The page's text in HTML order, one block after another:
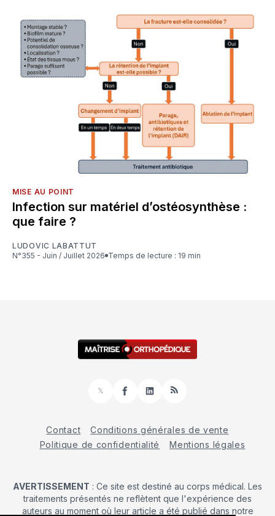
MISE AU POINT
Infection sur matériel d’ostéosynthèse :
que faire ?
LUDOVIC LABATTUT
N°355 - Juin / Juillet 2026
Temps de lecture : 19 min
𝕏
FacebookLinkedInRSS
Contact
Conditions générales de vente
Politique de confidentialité
Mentions légales
AVERTISSEMENT : Ce site est destiné au corps médical. Les
traitements présentés ne reflètent que l'expérience des
auteurs au moment où leur article a été publié dans notre